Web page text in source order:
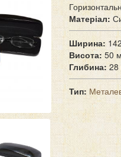
Матеріал:
Ширина:
Висота: 50
Глибина:
Тип: